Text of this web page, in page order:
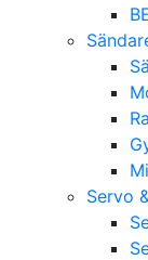
Servo